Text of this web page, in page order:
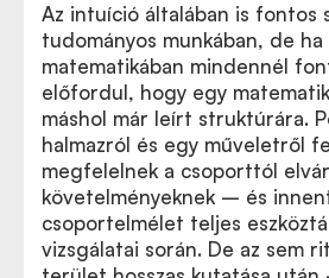
Az intuíció általában is fontos
tudományos munkában, de
matematikában mindennél
előfordul, hogy egy
máshol már leírt struktúrára.
halmazról és egy műveletről
megfelelnek a csoporttól
követelményeknek – és
csoportelmélet teljes
vizsgálatai során. De az sem